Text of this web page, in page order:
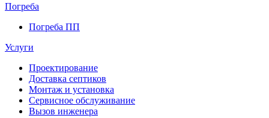
Погребa
Погреба ПП
Услуги
Проектирование
Доставка септиков
Монтаж и установка
Сервисное обслуживание
Вызов инженера